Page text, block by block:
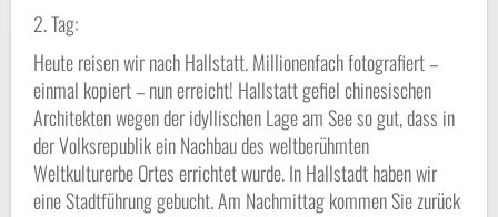
2. Tag:
Heute reisen wir nach Hallstatt. Millionenfach fotografiert –
einmal kopiert – nun erreicht! Hallstatt gefiel chinesischen
Architekten wegen der idyllischen Lage am See so gut, dass in
der Volksrepublik ein Nachbau des weltberühmten
Weltkulturerbe Ortes errichtet wurde. In Hallstadt haben wir
eine Stadtführung gebucht. Am Nachmittag kommen Sie zurück